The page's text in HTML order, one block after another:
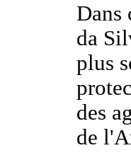
Dans
da
plus
des
de